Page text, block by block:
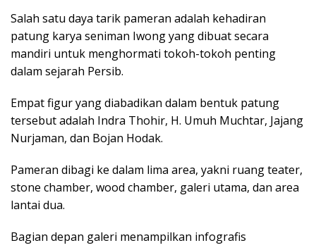
Salah satu daya tarik pameran adalah kehadiran
patung karya seniman Iwong yang dibuat secara
mandiri untuk menghormati tokoh-tokoh penting
dalam sejarah Persib.
Empat figur yang diabadikan dalam bentuk patung
tersebut adalah Indra Thohir, H. Umuh Muchtar, Jajang
Nurjaman, dan Bojan Hodak.
Pameran dibagi ke dalam lima area, yakni ruang teater,
stone chamber, wood chamber, galeri utama, dan area
lantai dua.
Bagian depan galeri menampilkan infografis